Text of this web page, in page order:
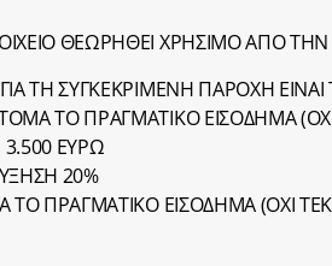
ΘΕΩΡΗΘΕΙ ΧΡΗΣΙΜΟ ΑΠΟ
ΤΗ ΣΥΓΚΕΚΡΙΜΕΝΗ ΠΑΡΟΧΗ ΕΙΝΑΙ
ΤΟ ΠΡΑΓΜΑΤΙΚΟ ΕΙΣΟΔΗΜΑ
ΕΥΡΩ
20%
ΤΟ ΠΡΑΓΜΑΤΙΚΟ ΕΙΣΟΔΗΜΑ (ΟΧΙ